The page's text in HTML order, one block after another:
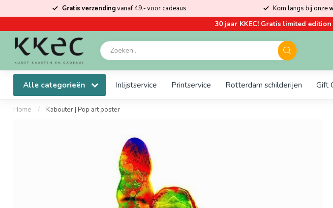
Gratis verzendingvanaf 49,- voor cadeaus Kom langs bij onze
30 jaar KKEC! Gratis limited
Alle categorieën Inlijstservice Printservice Rotterdam schilderijen Gift
Home / Kabouter | Pop art poster